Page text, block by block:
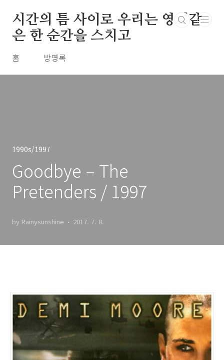
시간의 틈 사이로 우리는 영원같
은 한 순간을 스치고
홈 방명록
1990s/1997
Goodbye – The
Pretenders / 1997
by Rainysunshine 2017. 7. 8.